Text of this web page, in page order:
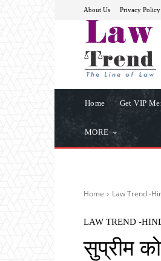
About Us Privacy Policy
Home Get VIP
MORE
Home Law Trend -
LAW TREND -
सुप्रीम